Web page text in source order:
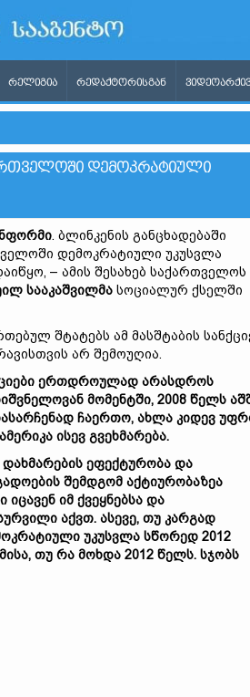
ᲠᲔᲚᲘᲒᲘᲐ ᲠᲔᲓᲐᲥᲢᲝᲠᲘᲡᲒᲐᲜ
ᲓᲔᲛᲝᲙᲠᲐᲢᲘᲣᲚᲘ
. ბლინკენის განცხადებაში
დემოკრატიული უკუსვლა
– ამის შესახებ საქართველოს
სააკაშვილმა სოციალურ ქსელში
შტატებს ამ მასშტაბის
არ შემოუღია.
ერთდროულად არასდროს
მომენტში, 2008 წელს
ჩაერთო, ახლა კიდევ
ამერიკა ისევ გვეხმარება.
დახმარების ეფექტურობა და
შემდგომ აქტიურობაზეა
იცავენ იმ ქვეყნებსა და
აქვთ. ასევე, თუ კარგად
უკუსვლა სწორედ 2012
თუ რა მოხდა 2012 წელს. სჯობს